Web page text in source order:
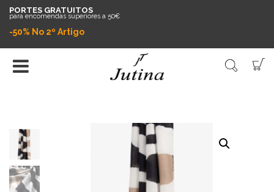
PORTES GRATUITOS
para encomendas superiores a 50€
-50% No 2º Artigo